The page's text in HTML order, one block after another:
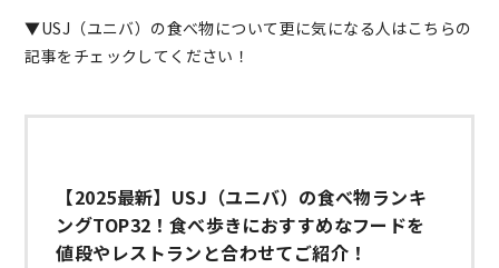
▼USJ（ユニバ）の食べ物について更に気になる人はこちらの
記事をチェックしてください！
【2025最新】USJ（ユニバ）の食べ物ランキ
ングTOP32！食べ歩きにおすすめなフードを
値段やレストランと合わせてご紹介！